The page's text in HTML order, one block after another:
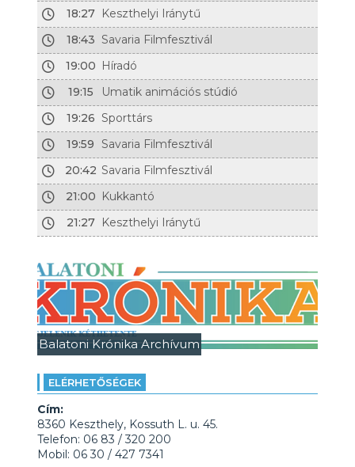
18:27 Keszthelyi Iránytű
18:43 Savaria Filmfesztivál
19:00 Híradó
19:15
Umatik animációs stúdió
19:26 Sporttárs
19:59
Savaria Filmfesztivál
20:42 Savaria Filmfesztivál
21:00 Kukkantó
21:27 Keszthelyi Iránytű
Balatoni Krónika Archívum
ELÉRHETŐSÉGEK
Cím:
8360 Keszthely, Kossuth L. u. 45.
Telefon: 06 83 / 320 200
Mobil: 06 30 / 427 7341